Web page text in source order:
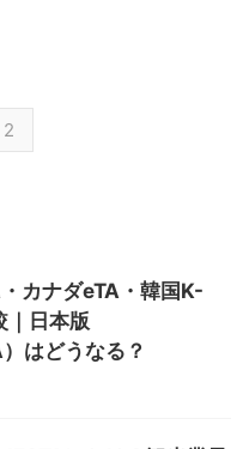
第２次公募の内容や、各申請枠の
詳細、対象者、スケジュールなど
を紹介します。 地域の観光資源
す。5月31日更新：本日5月31日
より、公募開始が発表されまし
た！ 当記事は、「「地域観光新
2
カナダeTA・韓国K-
｜日本版
はどうなる？